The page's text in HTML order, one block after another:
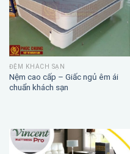
ĐỆM KHÁCH SẠN
Nệm cao cấp – Giấc ngủ êm ái
chuẩn khách sạn